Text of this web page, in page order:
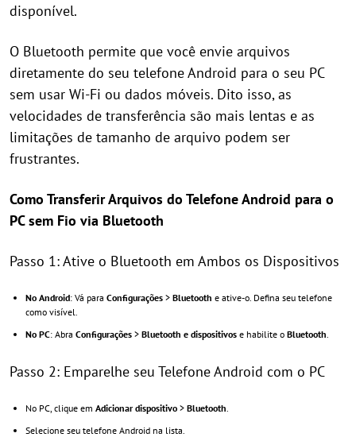
disponível.
O Bluetooth permite que você envie arquivos
diretamente do seu telefone Android para o seu PC
sem usar Wi-Fi ou dados móveis. Dito isso, as
velocidades de transferência são mais lentas e as
limitações de tamanho de arquivo podem ser
frustrantes.
Como Transferir Arquivos do Telefone Android para o
PC sem Fio via Bluetooth
Passo 1: Ative o Bluetooth em Ambos os Dispositivos
No Android: Vá para Configurações > Bluetooth e ative-o. Defina seu telefone
como visível.
No PC: Abra Configurações > Bluetooth e dispositivos e habilite o Bluetooth
Passo 2: Emparelhe seu Telefone Android com o PC
No PC, clique em Adicionar dispositivo > Bluetooth
Selecione seu telefone Android na lista.